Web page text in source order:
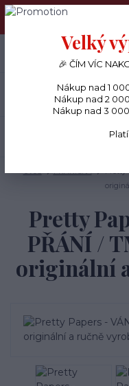
PŘÁNÍČKA a PAPÍROVÉ
+420 734 380 930
(Po-Ne, 8-20 hod.)
Pretty
PŘÁNÍ /
originální
Velký
🎉 ČÍM VÍC
Nákup nad 1
Nákup nad 2
Nákup nad 3